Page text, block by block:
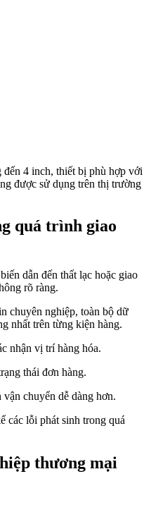
4 inch, thiết bị phù hợp với
được sử dụng trên thị trường
quá trình giao
dẫn đến thất lạc hoặc giao
rõ ràng.
chuyên nghiệp, toàn bộ dữ
nhất trên từng kiện hàng.
nhận vị trí hàng hóa.
thái đơn hàng.
chuyển dễ dàng hơn.
các lỗi phát sinh trong quá
thương mại